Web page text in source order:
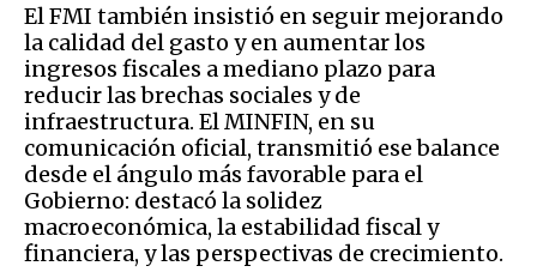
El FMI también insistió en seguir mejorando
la calidad del gasto y en aumentar los
ingresos fiscales a mediano plazo para
reducir las brechas sociales y de
infraestructura. El MINFIN, en su
comunicación oficial, transmitió ese balance
desde el ángulo más favorable para el
Gobierno: destacó la solidez
macroeconómica, la estabilidad fiscal y
financiera, y las perspectivas de crecimiento.